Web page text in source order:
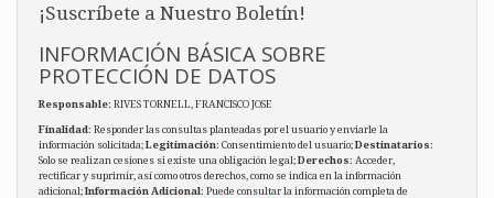
¡Suscríbete a Nuestro Boletín!
INFORMACIÓN BÁSICA SOBRE
PROTECCIÓN DE DATOS
Responsable: RIVES TORNELL, FRANCISCO JOSE
Finalidad: Responder las consultas planteadas por el usuario y enviarle la
información solicitada;Legitimación: Consentimiento del usuario;Destinatarios:
Solo se realizan cesiones si existe una obligación legal;Derechos: Acceder,
rectificar y suprimir, así como otros derechos, como se indica en la información
adicional;Información Adicional: Puede consultar la información completa de